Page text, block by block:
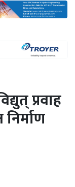
प्रवाह